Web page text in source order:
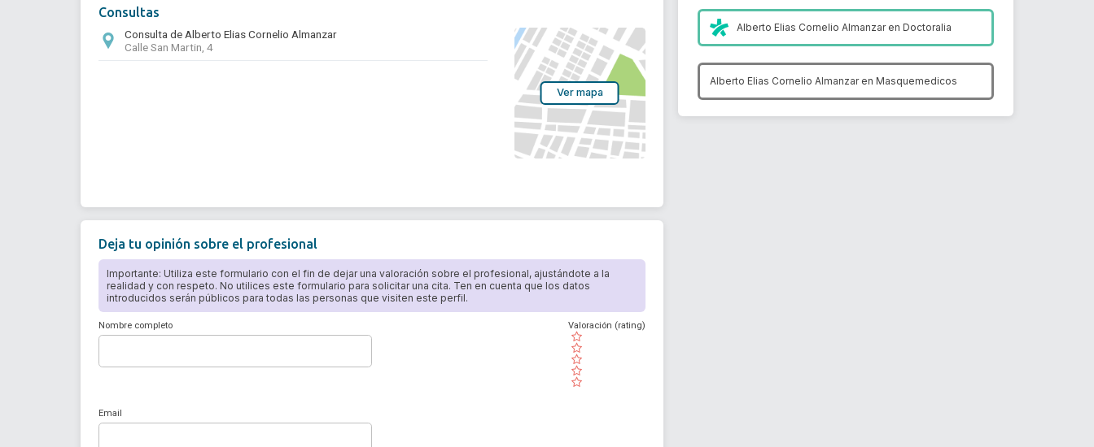
Consultas
Consulta de Alberto Elias Cornelio Almanzar
Calle San Martin, 4
Ver mapa
Deja tu opinión sobre el profesional
Importante: Utiliza este formulario con el fin de dejar una valoración sobre el profesional, ajustándote a la
realidad y con respeto. No utilices este formulario para solicitar una cita. Ten en cuenta que los datos
introducidos serán públicos para todas las personas que visiten este perfil.
Nombre completo
( )
( )
( )
( )
( )
Valoración (rating)
Email
Alberto Elias Cornelio Almanzar enDoctoralia
Alberto Elias Cornelio Almanzar en Masquemedicos